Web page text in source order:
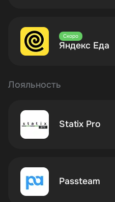
Скоро
Яндекс Еда
Лояльность
Statix Pro
Passteam